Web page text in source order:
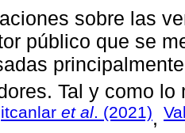
sobre las
público que se
Tal y como
et al. (2021),